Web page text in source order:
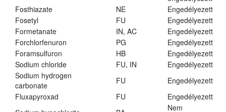
Fosthiazate
NE
Engedélyezett
Fosetyl
FU
Engedélyezett
Formetanate
IN, AC
Engedélyezett
Forchlorfenuron
PG
Engedélyezett
Foramsulfuron
HB
Engedélyezett
Sodium chloride
FU, IN
Engedélyezett
Sodium hydrogen
carbonate
FU
Engedélyezett
Fluxapyroxad
FU
Engedélyezett
Nem